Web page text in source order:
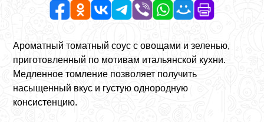
Ароматный томатный соус с овощами и зеленью,
приготовленный по мотивам итальянской кухни.
Медленное томление позволяет получить
насыщенный вкус и густую однородную
консистенцию.